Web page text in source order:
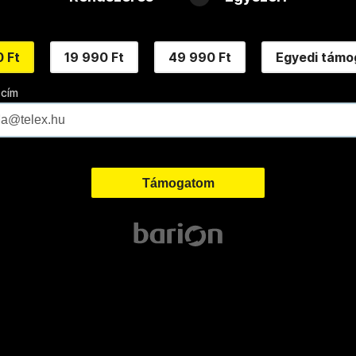
Ft 19 990 Ft 49 990 Ft Egyedi